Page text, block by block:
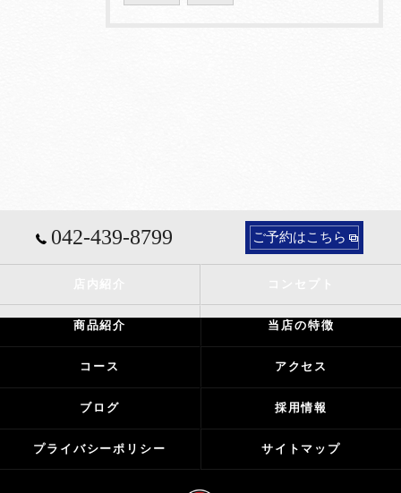
042-439-8799 ご予約はこちら
商品紹介 当店の特徴
コース アクセス
ブログ 採用情報
プライバシーポリシー サイトマップ